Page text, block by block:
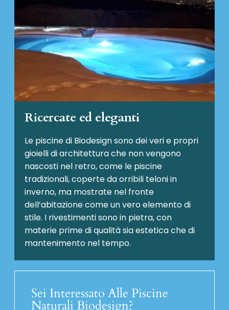
Ricercate ed eleganti
Le piscine di Biodesign sono dei veri e propri
gioielli di architettura che non vengono
nascosti nel retro, come le piscine
tradizionali, coperte da orribili teloni in
inverno, ma mostrate nel fronte
dell’abitazione come un vero elemento di
stile. I rivestimenti sono in pietra, con
materie prime di qualità sia estetica che di
mantenimento nel tempo.
Sei Interessato Alle Piscine
Naturali Biodesign?